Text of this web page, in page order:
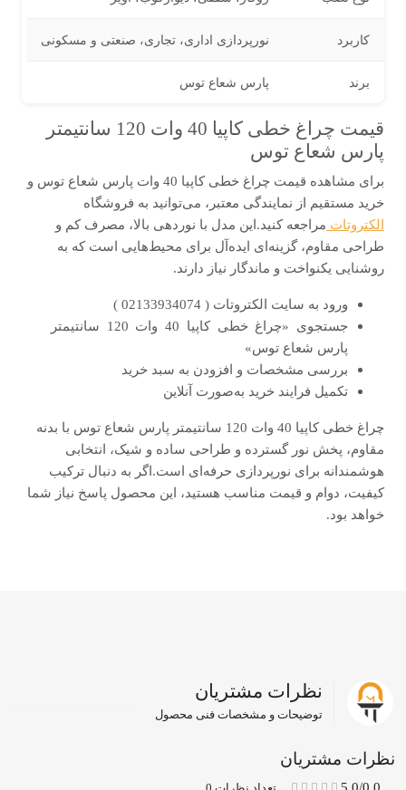
کاربرد نورپردازی اداری، تجاری، صنعتی و مسکونی
برند پارس شعاع توس
قیمت چراغ خطی کاپیا 40 وات 120 سانتیمتر
پارس شعاع توس
برای مشاهده قیمت چراغ خطی کاپیا 40 وات پارس شعاع توس و
خرید مستقیم از نمایندگی معتبر، می‌توانید به فروشگاه
الکتروتات مراجعه کنید.این مدل با نوردهی بالا، مصرف کم و
طراحی مقاوم، گزینه‌ای ایده‌آل برای محیط‌هایی است که به
روشنایی یکنواخت و ماندگار نیاز دارند.
ورود به سایت الکتروتات ( 02133934074 )
جستجوی «چراغ خطی کاپیا 40 وات 120 سانتیمتر
پارس شعاع توس»
بررسی مشخصات و افزودن به سبد خرید
تکمیل فرایند خرید به‌صورت آنلاین
چراغ خطی کاپیا 40 وات 120 سانتیمتر پارس شعاع توس با بدنه
مقاوم، پخش نور گسترده و طراحی ساده و شیک، انتخابی
هوشمندانه برای نورپردازی حرفه‌ای است.اگر به دنبال ترکیب
کیفیت، دوام و قیمت مناسب هستید، این محصول پاسخ نیاز شما
خواهد بود.
نظرات مشتریان
توضیحات و مشخصات فنی محصول
نظرات مشتریان
5.0/0.0